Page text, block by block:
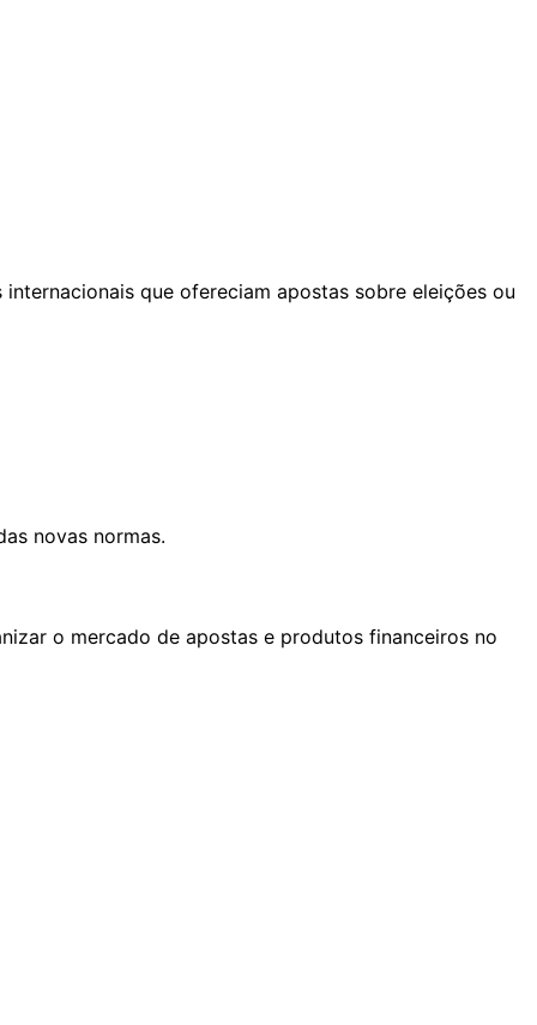
que ofereciam apostas sobre eleições ou
novas normas.
o mercado de apostas e produtos financeiros no